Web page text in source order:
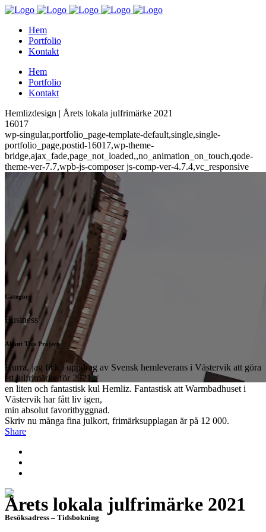
Hem
Portfolio
Kontakt
Hem
Portfolio
Kontakt
Hemlizdesign | Årets lokala julfrimärke 2021
16017
wp-singular,portfolio_page-template-default,single,single-
portfolio_page,postid-16017,wp-theme-
bridge,ajax_fade,page_not_loaded,,no_animation_on_touch,qode-
theme-ver-7.7,wpb-js-composer js-comp-ver-4.7.4,vc_responsive
Årets lokala julfrimärke 2021
Category
Business
About This Project
Hurra, jag fick i uppdrag av Svensk hemleverans i Västervik att göra
ett julfrimärke för 2021,
en liten och fantastisk kul Hemliz. Fantastisk att Warmbadhuset i
Västervik har fått liv igen,
min absolut favoritbyggnad.
Skriv nu många fina julkort, frimärksupplagan är på 12 000.
Share
Besöksadress – Tidsbokning